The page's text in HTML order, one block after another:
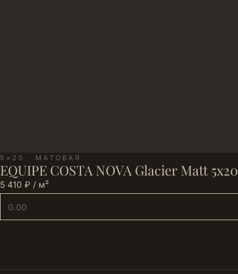
5×20 · МАТОВАЯ
EQUIPE COSTA NOVA Glacier Matt 5х20
5 410 ₽ / м²